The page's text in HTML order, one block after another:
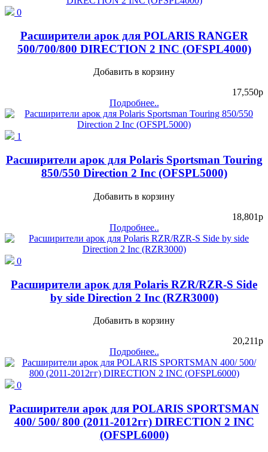
0
Расширители арок для POLARIS RANGER
500/700/800 DIRECTION 2 INC (OFSPL4000)
Добавить в корзину
17,550p
Подробнее..
1
Расширители арок для Polaris Sportsman Touring
850/550 Direction 2 Inc (OFSPL5000)
Добавить в корзину
18,801p
Подробнее..
0
Расширители арок для Polaris RZR/RZR-S Side
by side Direction 2 Inc (RZR3000)
Добавить в корзину
20,211p
Подробнее..
0
Расширители арок для POLARIS SPORTSMAN
400/ 500/ 800 (2011-2012гг) DIRECTION 2 INC
(OFSPL6000)